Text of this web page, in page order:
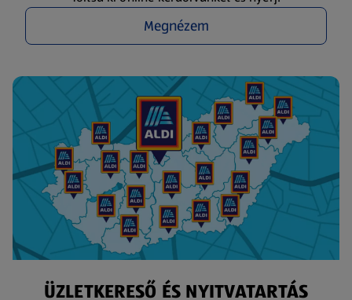
Megnézem
ÜZLETKERESŐ ÉS NYITVATARTÁS